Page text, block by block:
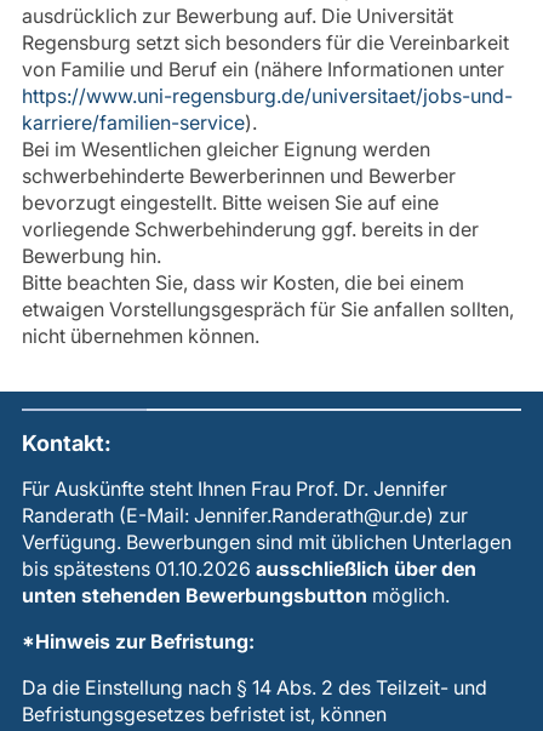
ausdrücklich zur Bewerbung auf. Die Universität
Regensburg setzt sich besonders für die Vereinbarkeit
von Familie und Beruf ein (nähere Informationen unter
https://www.uni-regensburg.de/universitaet/jobs-und-
karriere/familien-service).
Bei im Wesentlichen gleicher Eignung werden
schwerbehinderte Bewerberinnen und Bewerber
bevorzugt eingestellt. Bitte weisen Sie auf eine
vorliegende Schwerbehinderung ggf. bereits in der
Bewerbung hin.
Bitte beachten Sie, dass wir Kosten, die bei einem
etwaigen Vorstellungsgespräch für Sie anfallen sollten,
nicht übernehmen können.
Kontakt:
Für Auskünfte steht Ihnen Frau Prof. Dr. Jennifer
Randerath (E-Mail: Jennifer.Randerath@ur.de) zur
Verfügung. Bewerbungen sind mit üblichen Unterlagen
bis spätestens 01.10.2026 ausschließlich über den
unten stehenden Bewerbungsbutton möglich.
*Hinweis zur Befristung:
Da die Einstellung nach § 14 Abs. 2 des Teilzeit- und
Befristungsgesetzes befristet ist, können